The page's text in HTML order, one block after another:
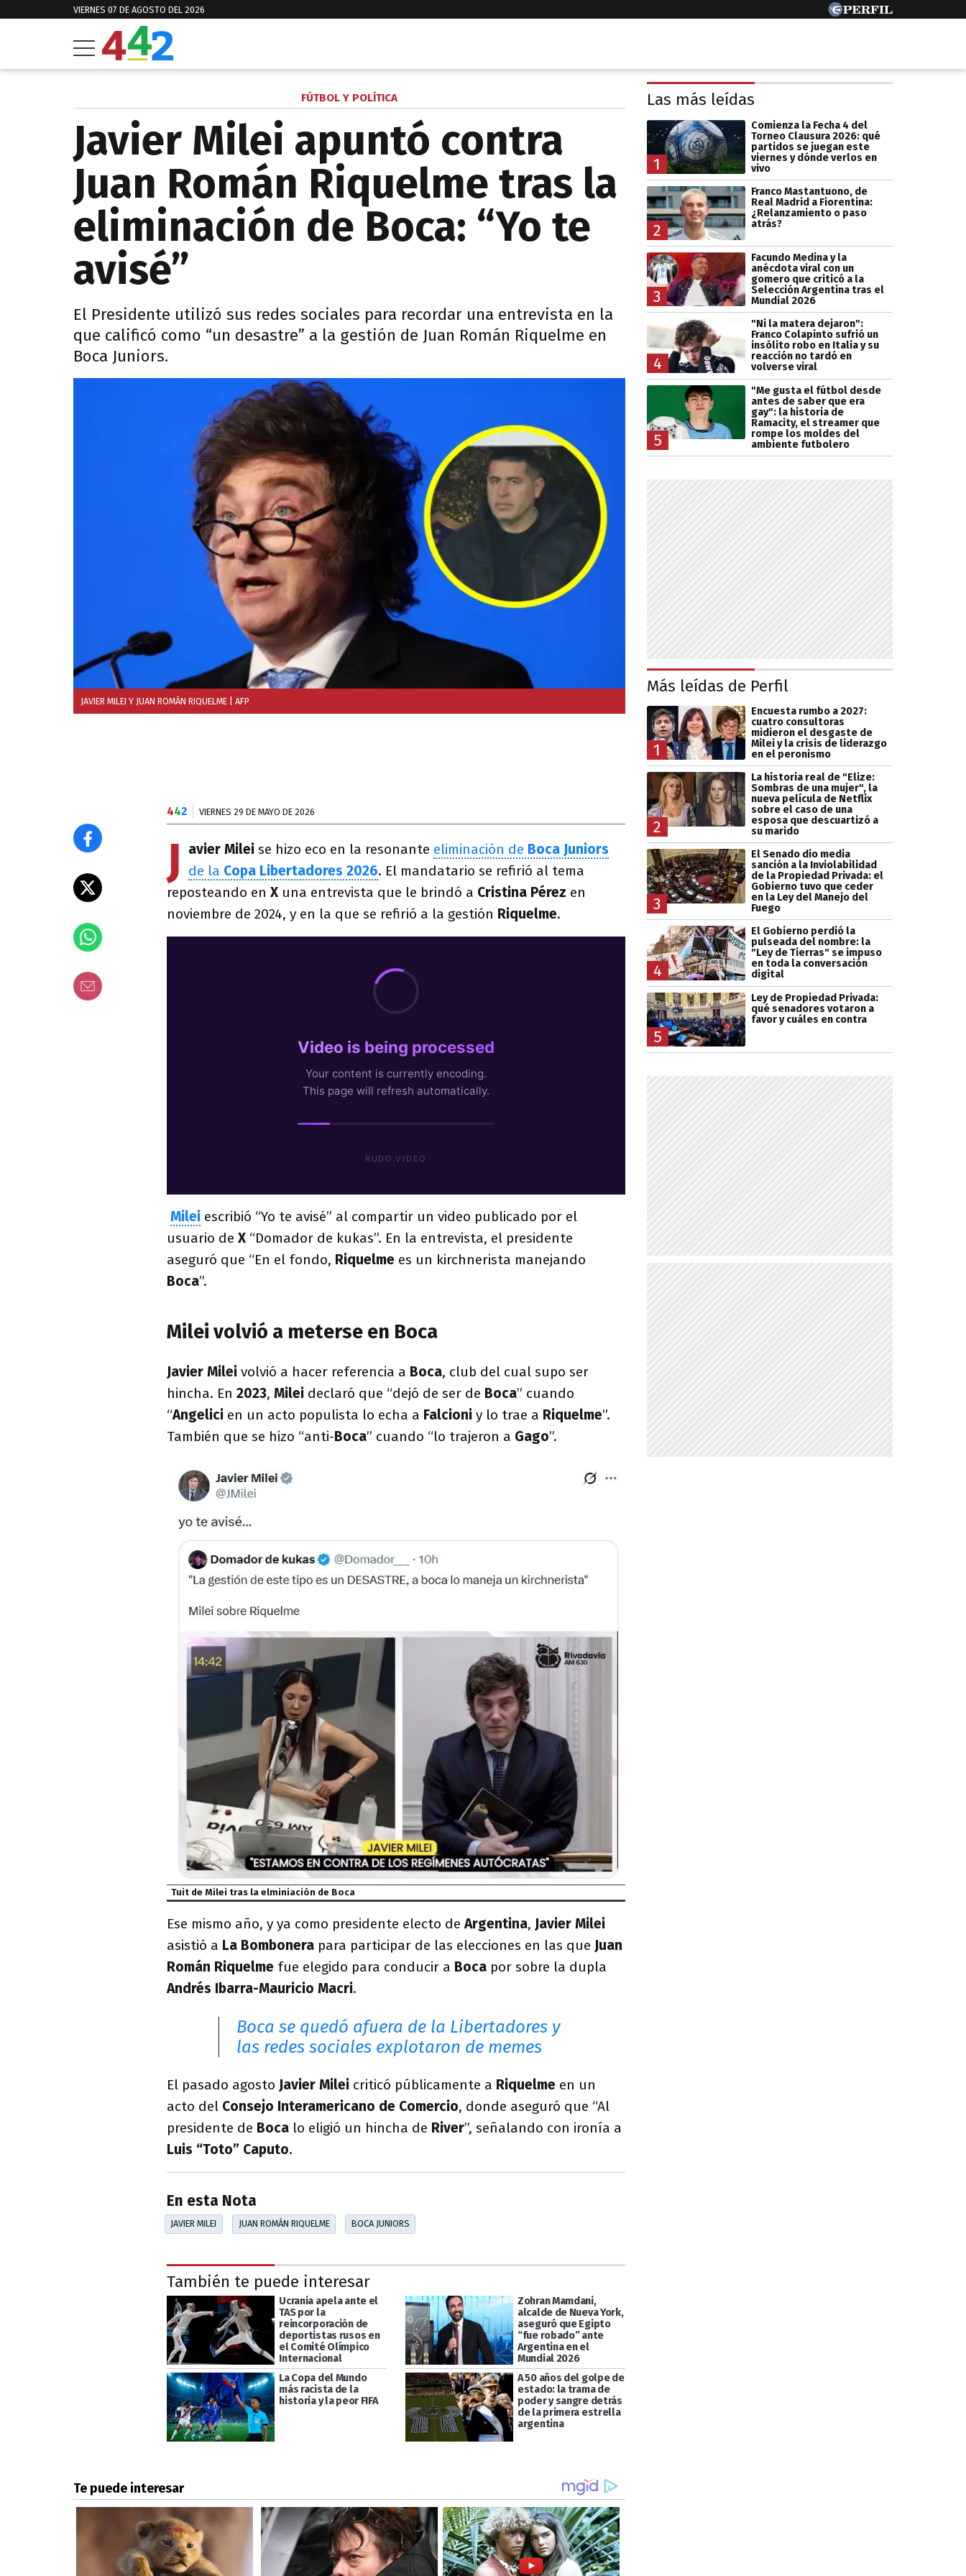
VIERNES 07 DE AGOSTO DEL 2026
FÚTBOL Y POLÍTICA
Javier Milei apuntó contra
Juan Román Riquelme tras la
eliminación de Boca: “Yo te
avisé”
El Presidente utilizó sus redes sociales para recordar una entrevista en la
que calificó como “un desastre” a la gestión de Juan Román Riquelme en
Boca Juniors.
JAVIER MILEI Y JUAN ROMÁN RIQUELME | AFP
442 VIERNES 29 DE MAYO DE 2026
J avier Milei se hizo eco en la resonante eliminación de Boca Juniors
de la Copa Libertadores 2026. El mandatario se refirió al tema
reposteando en X una entrevista que le brindó a Cristina Pérez en
noviembre de 2024, y en la que se refirió a la gestión Riquelme.
Milei escribió “Yo te avisé” al compartir un video publicado por el
usuario de X “Domador de kukas”. En la entrevista, el presidente
aseguró que “En el fondo, Riquelme es un kirchnerista manejando
Boca”.
Milei volvió a meterse en Boca
Javier Milei volvió a hacer referencia a Boca, club del cual supo ser
hincha. En 2023, Milei declaró que “dejó de ser de Boca” cuando
“Angelici en un acto populista lo echa a Falcioni y lo trae a Riquelme”.
También que se hizo “anti-Boca” cuando “lo trajeron a Gago”.
Tuit de Milei tras la elminiación de Boca
Ese mismo año, y ya como presidente electo deArgentina, Javier Milei
asistió a La Bombonera para participar de las elecciones en las que Juan
Román Riquelme fue elegido para conducir a Boca por sobre la dupla
Andrés Ibarra-Mauricio Macri.
Boca se quedó afuera de la Libertadores y
las redes sociales explotaron de memes
El pasado agosto Javier Milei criticó públicamente a Riquelme en un
acto del Consejo Interamericano de Comercio, donde aseguró que “Al
presidente de Boca lo eligió un hincha de River”, señalando con ironía a
Luis “Toto” Caputo.
En esta Nota
JAVIER MILEI JUAN ROMÁN RIQUELME BOCA JUNIORS
También te puede interesar
Ucrania apela ante el
TAS por la
reincorporación de
deportistas rusos en
el Comité Olímpico
Internacional
Zohran Mamdani,
alcalde de Nueva York,
aseguró que Egipto
“fue robado” ante
Argentina en el
Mundial 2026
La Copa del Mundo
más racista de la
historia y la peor FIFA
A 50 años del golpe de
estado: la trama de
poder y sangre detrás
de la primera estrella
argentina
Las más leídas
1
Comienza la Fecha 4 del
Torneo Clausura 2026: qué
partidos se juegan este
viernes y dónde verlos en
vivo
2
Franco Mastantuono, de
Real Madrid a Fiorentina:
¿Relanzamiento o paso
atrás?
3
Facundo Medina y la
anécdota viral con un
gomero que criticó a la
Selección Argentina tras el
Mundial 2026
4
"Ni la matera dejaron":
Franco Colapinto sufrió un
insólito robo en Italia y su
reacción no tardó en
volverse viral
5
"Me gusta el fútbol desde
antes de saber que era
gay": la historia de
Ramacity, el streamer que
rompe los moldes del
ambiente futbolero
Más leídas de Perfil
1
Encuesta rumbo a 2027:
cuatro consultoras
midieron el desgaste de
Milei y la crisis de liderazgo
en el peronismo
2
La historia real de "Elize:
Sombras de una mujer", la
nueva película de Netflix
sobre el caso de una
esposa que descuartizó a
su marido
3
El Senado dio media
sanción a la Inviolabilidad
de la Propiedad Privada: el
Gobierno tuvo que ceder
en la Ley del Manejo del
Fuego
4
El Gobierno perdió la
pulseada del nombre: la
"Ley de Tierras" se impuso
en toda la conversación
digital
5
Ley de Propiedad Privada:
qué senadores votaron a
favor y cuáles en contra